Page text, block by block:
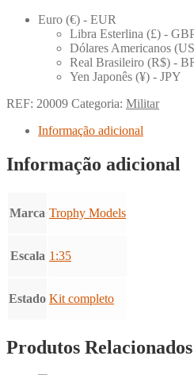
Euro (€) - EUR
Libra Esterlina (£) -
Dólares Americanos
Real Brasileiro (R$) -
Yen Japonês (¥) - JPY
REF: 20009 Categoria: Militar
Informação adicional
Informação adicional
Marca Trophy Models
Escala 1:35
Estado Kit completo
Produtos Relacionados